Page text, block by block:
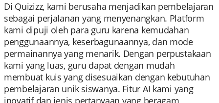
Di Quizizz, kami berusaha menjadikan pembelajaran
sebagai perjalanan yang menyenangkan. Platform
kami dipuji oleh para guru karena kemudahan
penggunaannya, keserbagunaannya, dan mode
permainannya yang menarik. Dengan perpustakaan
kami yang luas, guru dapat dengan mudah
membuat kuis yang disesuaikan dengan kebutuhan
pembelajaran unik siswanya. Fitur AI kami yang
inovatif dan jenis pertanyaan yang beragam